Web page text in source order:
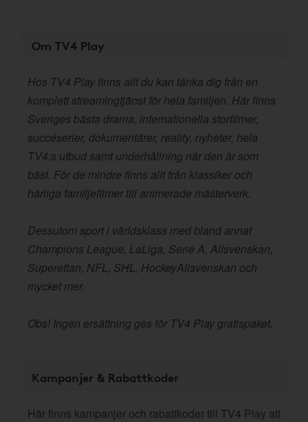
Om TV4 Play
Hos TV4 Play finns allt du kan tänka dig från en
komplett streamingtjänst för hela familjen. Här finns
Sveriges bästa drama, internationella storfilmer,
succéserier, dokumentärer, reality, nyheter, hela
TV4:s utbud samt underhållning när den är som
bäst. För de mindre finns allt från klassiker och
härliga familjefilmer till animerade mästerverk.
Dessutom sport i världsklass med bland annat
Champions League, LaLiga, Serie A, Allsvenskan,
Superettan, NFL, SHL, HockeyAllsvenskan och
mycket mer.
Obs! Ingen ersättning ges för TV4 Play gratispaket.
Kampanjer & Rabattkoder
Här finns kampanjer och rabattkoder till TV4 Play att